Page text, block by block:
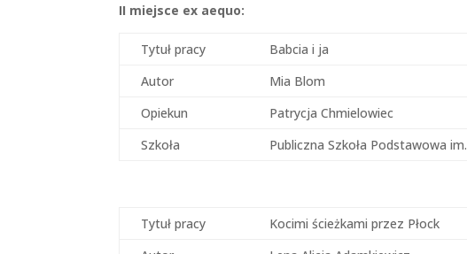
II miejsce ex aequo:
Tytuł pracy
Babcia i ja
Autor
Mia Blom
Opiekun
Patrycja Chmielowiec
Szkoła
Publiczna Szkoła Podstawowa
Tytuł pracy
Kocimi ścieżkami przez Płock